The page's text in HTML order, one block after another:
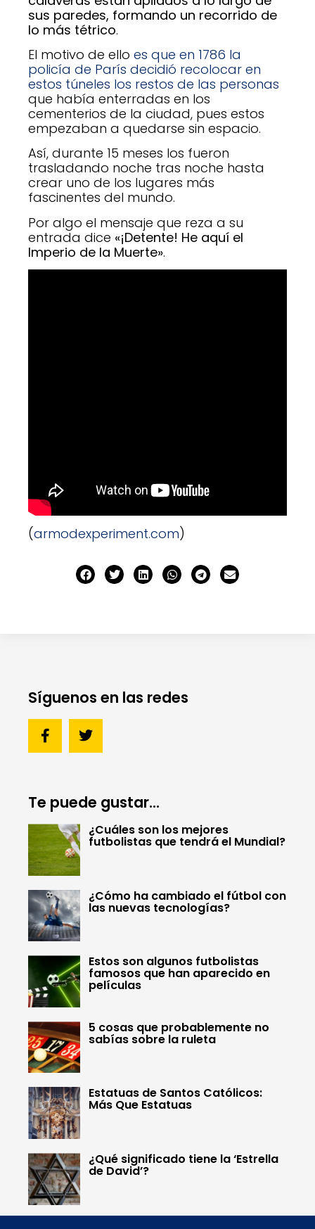
sus paredes, formando un recorrido de
lo más tétrico.
El motivo de ello es que en 1786 la
policía de París decidió recolocar en
estos túneles los restos de las personas
que había enterradas en los
cementerios de la ciudad, pues estos
empezaban a quedarse sin espacio.
Así, durante 15 meses los fueron
trasladando noche tras noche hasta
crear uno de los lugares más
fascinentes del mundo.
Por algo el mensaje que reza a su
entrada dice «¡Detente! He aquí el
Imperio de la Muerte».
(armodexperiment.com)
Síguenos en las redes
Te puede gustar...
¿Cuáles son los mejores
futbolistas que tendrá el Mundial?
¿Cómo ha cambiado el fútbol con
las nuevas tecnologías?
Estos son algunos futbolistas
famosos que han aparecido en
películas
5 cosas que probablemente no
sabías sobre la ruleta
Estatuas de Santos Católicos:
Más Que Estatuas
¿Qué significado tiene la ‘Estrella
de David’?